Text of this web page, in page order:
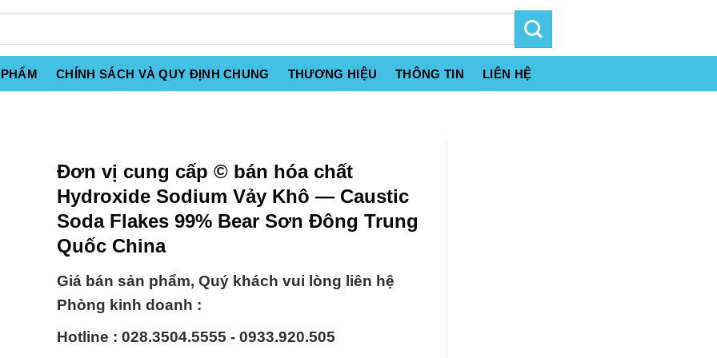
CHÍNH SÁCH VÀ QUY ĐỊNH CHUNG THƯƠNG HIỆU THÔNG TIN LIÊN HỆ
Đơn vị cung cấp © bán hóa chất
Hydroxide Sodium Vảy Khô — Caustic
Soda Flakes 99% Bear Sơn Đông Trung
Quốc China
Giá bán sản phẩm, Quý khách vui lòng liên hệ
Phòng kinh doanh :
Hotline : 028.3504.5555 - 0933.920.505